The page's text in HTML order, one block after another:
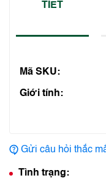
TIẾT
Mã SKU:
Giới tính:
Gửi câu hỏi thắc
Tình trạng: